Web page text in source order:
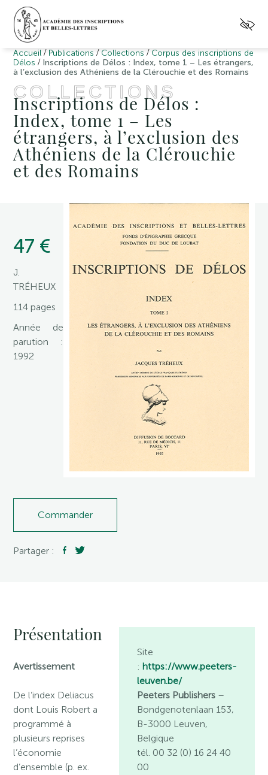
Accueil / Publications / Collections / Corpus des inscriptions de
Délos / Inscriptions de Délos : Index, tome 1 – Les étrangers,
à l’exclusion des Athéniens de la Clérouchie et des Romains
COLLECTIONS
Inscriptions de Délos :
Index, tome 1 – Les
étrangers, à l’exclusion des
Athéniens de la Clérouchie
et des Romains
47 €
J.
TRÉHEUX
114 pages
Année de
parution :
1992
Commander
Partager :
Présentation
Avertissement
De l’index Deliacus
dont Louis Robert a
programmé à
plusieurs reprises
l’économie
d’ensemble (p. ex.
Site
: https://www.peeters-
leuven.be/
Peeters Publishers–
Bondgenotenlaan 153,
B-3000 Leuven,
Belgique
tél. 00 32 (0) 16 24 40
00